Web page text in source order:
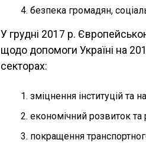
безпека громадян,
У грудні 2017 р.
щодо допомоги Україні на
секторах:
зміцнення інституцій та
економічний розвиток
покращення